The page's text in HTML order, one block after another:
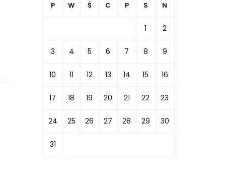
P W Ś C P S N
1 2
3 4 5 6 7 8 9
10 11 12 13 14 15 16
17 18 19 20 21 22 23
24 25 26 27 28 29 30
31